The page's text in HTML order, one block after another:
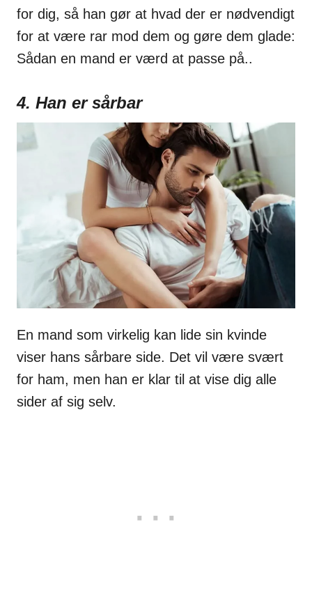
for dig, så han gør at hvad der er nødvendigt
for at være rar mod dem og gøre dem glade:
Sådan en mand er værd at passe på..
4. Han er sårbar
En mand som virkelig kan lide sin kvinde
viser hans sårbare side. Det vil være svært
for ham, men han er klar til at vise dig alle
sider af sig selv.